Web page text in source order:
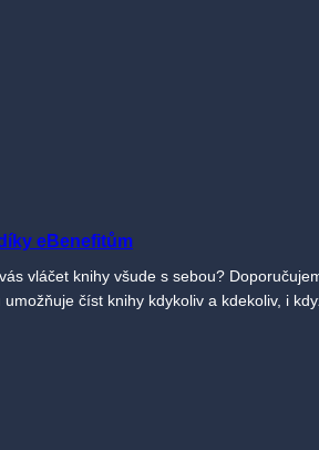
eBenefitům
vláčet knihy všude s sebou?
umožňuje číst knihy kdykoliv a kdekoliv, i